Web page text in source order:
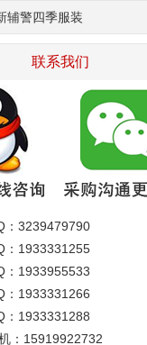
辅警四季服装
联系我们
：3239479790
：1933331255
：1933955533
：1933331266
：1933331288
：15919922732